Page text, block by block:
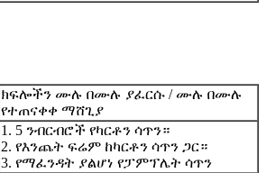
ክፍሎችን ሙሉ በሙሉ ያፈርሱ / ሙሉ በሙሉ
የተጠናቀቀ ማሸጊያ
1. 5 ንብርብሮች የካርቶን ሳጥን።
2. የእንጨት ፍሬም ከካርቶን ሳጥን ጋር።
3. የማፈንዳት ያልሆነ የፓምፕሌት ሳጥን